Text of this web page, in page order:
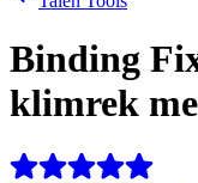
Binding
klimrek